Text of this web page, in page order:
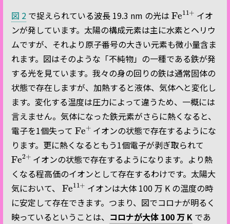
図 2 で捉えられている波長 19.3 nm の光は 11 イオ
ンが発しています。太陽の構成元素は主に水素とヘリウ
ムですが、それより原子番号の大きい元素も微小量含ま
れます。図はそのような「不純物」の一種である鉄が発
する光を見ています。我々の身の回りの鉄は通常固体の
状態で存在しますが、加熱すると液体、気体へと変化し
ます。変化する温度は圧力によって違うため、一概には
言えません。気体になった鉄元素がさらに熱くなると、
電子を1個失って Fe+イオンの状態で存在するようにな
ります。更に熱くなるともう1個電子が剥ぎ取られて
Fe2+イオンの状態で存在するようになります。より熱
くなる程高価のイオンとして存在するわけです。太陽大
気において、 Fe11 +イオンは大体 100 万 K の温度の時
に安定して存在できます。つまり、図でコロナが明るく
映っているということは、 コロナが大体 100 万 K であ